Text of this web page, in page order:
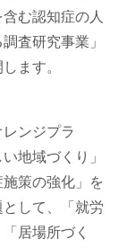
む認知症の人
査研究事業」
ます。
ンジプラ
地域づくり」
策の強化」を
して、「就労
居場所づく